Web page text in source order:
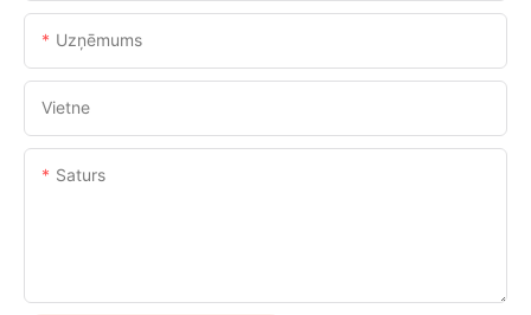
Uzņēmums
Vietne
Saturs